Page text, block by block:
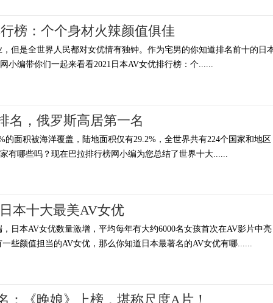
榜：个个身材火辣颜值俱佳
但是全世界人民都对女优情有独钟。作为宅男的你知道排名前十的日
小编带你们一起来看看2021日本AV女优排行榜：个......
名，俄罗斯高居第一名
的面积被海洋覆盖，陆地面积仅有29.2%，全世界共有224个国家和地区
有哪些吗？现在巴拉排行榜网小编为您总结了世界十大......
本十大最美AV女优
日本AV女优数量激增，平均每年有大约6000名女孩首次在AV影片中亮
些颜值担当的AV女优，那么你知道日本最著名的AV女优有哪......
：《晚娘》上榜，堪称尺度A片！